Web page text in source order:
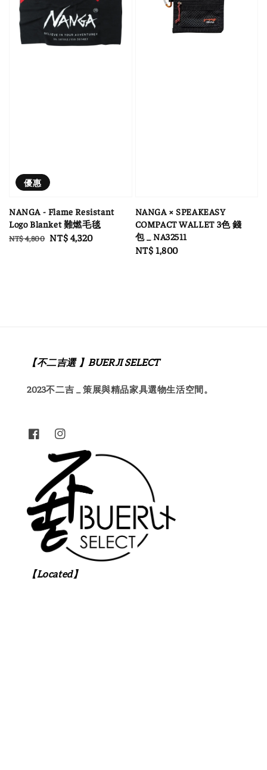
優惠
NANGA - Flame Resistant
Logo Blanket 難燃毛毯
Regular
NT$ 4,800 Sale
NT$ 4,320
NANGA × SPEAKEASY
COMPACT WALLET 3色 錢
包 _ NA32511
Regular
NT$ 1,800
【不二吉選 】BUERJI SELECT
2023不二吉 _ 策展與精品家具選物生活空間。
【Located】